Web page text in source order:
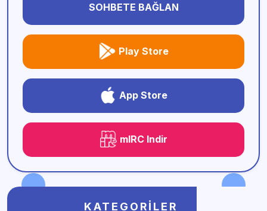
SOHBETE BAĞLAN
Play Store
App Store
mIRC Indir
KATEGORILER